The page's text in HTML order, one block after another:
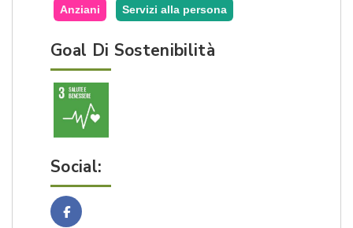
Anziani Servizi alla persona
Goal Di Sostenibilità
Social:
Facebook